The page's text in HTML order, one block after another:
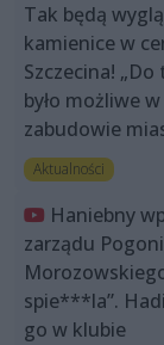
Tak będą
kamienice w
Szczecina!
było możliwe
zabudowie
Aktualności
Haniebny
zarządu
spie***la”.
go w klubie